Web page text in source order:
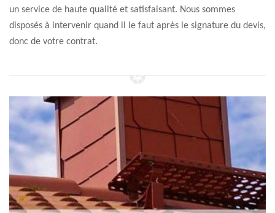
un service de haute qualité et satisfaisant. Nous sommes
disposés à intervenir quand il le faut après le signature du devis,
donc de votre contrat.